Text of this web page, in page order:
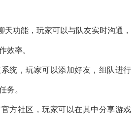
天功能，玩家可以与队友实时沟通，
效率。
统，玩家可以添加好友，组队进行
务。
方社区，玩家可以在其中分享游戏